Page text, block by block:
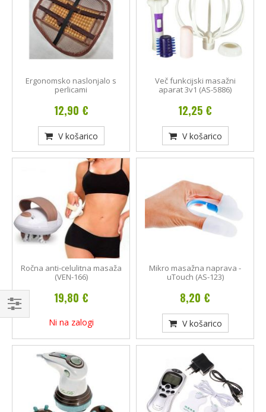
Ergonomsko naslonjalo s
perlicami
12,90 €
V košarico
Več funkcijski masažni
aparat 3v1 (AS-5886)
12,25 €
V košarico
Ročna anti-celulitna masaža
(VEN-166)
19,80 €
Ni na zalogi
Mikro masažna naprava -
uTouch (AS-123)
8,20 €
V košarico
Kupujte
po